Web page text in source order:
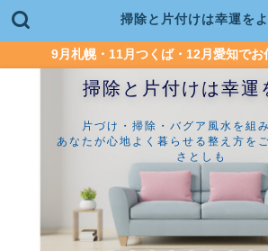
掃除と片付けは幸運を
9月札幌・11月つくば・12月愛知でお
掃除と片付けは幸運
片づけ・掃除・バグア風水を組
あなたが心地よく暮らせる整え方を
さとしも